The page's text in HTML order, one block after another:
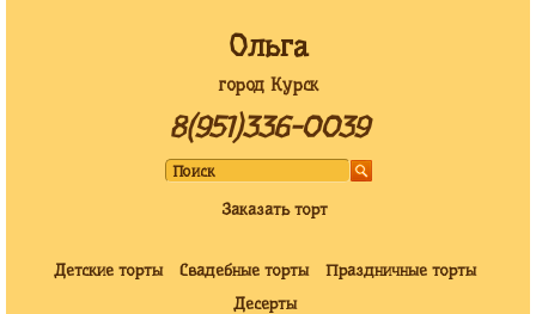
Ольга
город Курск
8(951)336-0039
Заказать торт
Детские торты Свадебные торты
Праздничные торты
Десерты